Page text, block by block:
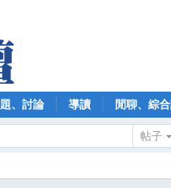
、討論 導讀 閒聊、綜
帖子